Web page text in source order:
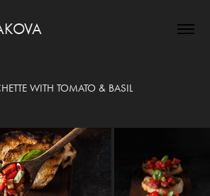
WITH TOMATO & BASIL